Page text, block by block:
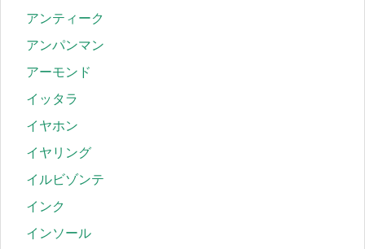
アンティーク
アンパンマン
アーモンド
イッタラ
イヤホン
イヤリング
イルビゾンテ
インク
インソール